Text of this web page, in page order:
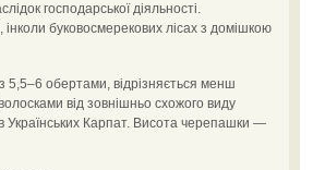
господарської діяльності.
буковосмерекових лісах з домішкою
5,5–6 обертами, відрізняється менш
від зовнішньо схожого виду
Українських Карпат. Висота черепашки —